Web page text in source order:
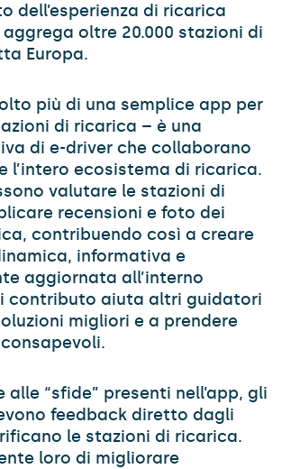
dell’esperienza di ricarica
oltre 20.000 stazioni di
Europa.
più di una semplice app per
di ricarica – è una
di e-driver che collaborano
l’intero ecosistema di ricarica.
valutare le stazioni di
recensioni e foto dei
contribuendo così a creare
informativa e
aggiornata all’interno
contributo aiuta altri guidatori
migliori e a prendere
alle “sfide” presenti nell’app, gli
feedback diretto dagli
le stazioni di ricarica.
loro di migliorare